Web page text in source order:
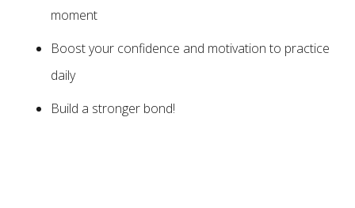
moment
Boost your confidence and motivation to practice
daily
Build a stronger bond!